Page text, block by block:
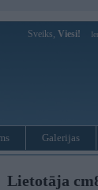
Sveiks, Viesi!
Galerijas
Lietotāja